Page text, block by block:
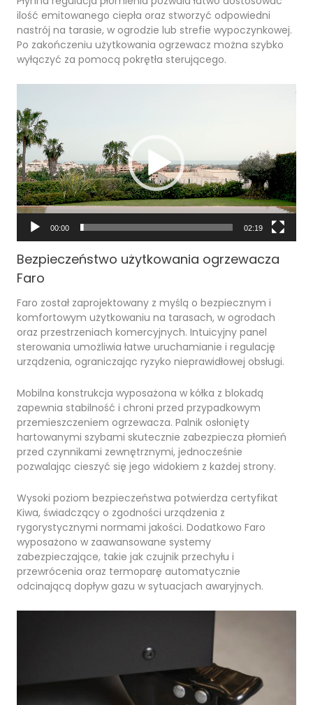
ilość emitowanego ciepła oraz stworzyć odpowiedni
nastrój na tarasie, w ogrodzie lub strefie wypoczynkowej.
Po zakończeniu użytkowania ogrzewacz można szybko
wyłączyć za pomocą pokrętła sterującego.
00:00 02:19
Bezpieczeństwo użytkowania ogrzewacza
Faro
Faro został zaprojektowany z myślą o bezpiecznym i
komfortowym użytkowaniu na tarasach, w ogrodach
oraz przestrzeniach komercyjnych. Intuicyjny panel
sterowania umożliwia łatwe uruchamianie i regulację
urządzenia, ograniczając ryzyko nieprawidłowej obsługi.
Mobilna konstrukcja wyposażona w kółka z blokadą
zapewnia stabilność i chroni przed przypadkowym
przemieszczeniem ogrzewacza. Palnik osłonięty
hartowanymi szybami skutecznie zabezpiecza płomień
przed czynnikami zewnętrznymi, jednocześnie
pozwalając cieszyć się jego widokiem z każdej strony.
Wysoki poziom bezpieczeństwa potwierdza certyfikat
Kiwa, świadczący o zgodności urządzenia z
rygorystycznymi normami jakości. Dodatkowo Faro
wyposażono w zaawansowane systemy
zabezpieczające, takie jak czujnik przechyłu i
przewrócenia oraz termoparę automatycznie
odcinającą dopływ gazu w sytuacjach awaryjnych.